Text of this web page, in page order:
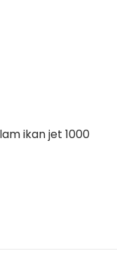
ikan jet 1000